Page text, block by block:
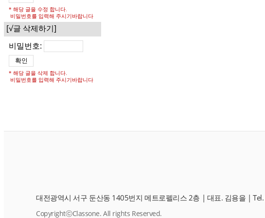
* 해당 글을 수정 합니다.
비밀번호를 입력해 주시기바랍니다
[√글 삭제하기]
비밀번호:
* 해당 글을 삭제 합니다.
비밀번호를 입력해 주시기바랍니다
대전광역시 서구 둔산동 1405번지 메트로펠리스 2층 | 대표. 김용을 |Tel.
CopyrightⓒClassone. All rights Reserved.